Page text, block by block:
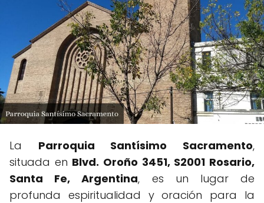
La Parroquia Santísimo Sacramento,
situada en Blvd. Oroño 3451, S2001 Rosario,
Santa Fe, Argentina, es un lugar de
profunda espiritualidad y oración para la